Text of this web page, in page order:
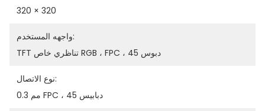
320 × 320
واجهه المستخدم:
TFT تناظري خاص RGB ، FPC ، 45 دبوس
نوع الاتصال:
0.3 مم FPC ، 45 دبابيس